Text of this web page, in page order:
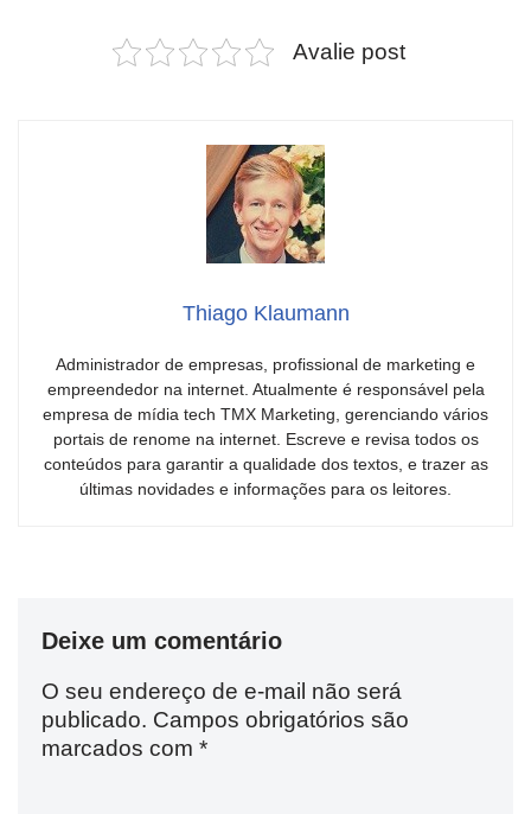
Avalie post
Thiago Klaumann
Administrador de empresas, profissional de marketing e
empreendedor na internet. Atualmente é responsável pela
empresa de mídia tech TMX Marketing, gerenciando vários
portais de renome na internet. Escreve e revisa todos os
conteúdos para garantir a qualidade dos textos, e trazer as
últimas novidades e informações para os leitores.
Deixe um comentário
O seu endereço de e-mail não será
publicado. Campos obrigatórios são
marcados com *